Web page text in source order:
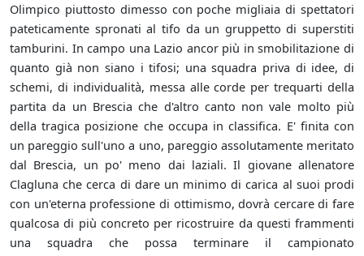
Olimpico piuttosto dimesso con poche migliaia di spettatori
pateticamente spronati al tifo da un gruppetto di superstiti
tamburini. In campo una Lazio ancor più in smobilitazione di
quanto già non siano i tifosi; una squadra priva di idee, di
schemi, di individualità, messa alle corde per trequarti della
partita da un Brescia che d'altro canto non vale molto più
della tragica posizione che occupa in classifica. E' finita con
un pareggio sull'uno a uno, pareggio assolutamente meritato
dal Brescia, un po' meno dai laziali. Il giovane allenatore
Clagluna che cerca di dare un minimo di carica al suoi prodi
con un'eterna professione di ottimismo, dovrà cercare di fare
qualcosa di più concreto per ricostruire da questi frammenti
una squadra che possa terminare il campionato